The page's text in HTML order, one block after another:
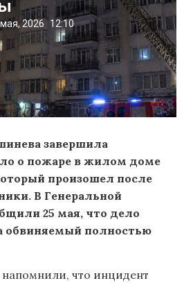
2026 12:10
завершила
о пожаре в жилом доме
произошел после
В Генеральной
25 мая, что дело
обвиняемый полностью
напомнили, что инцидент